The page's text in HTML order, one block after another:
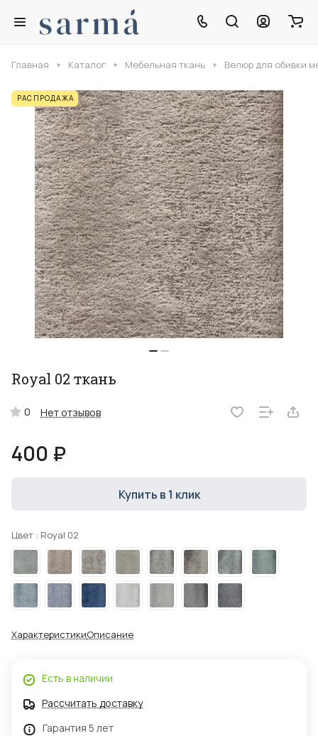
Главная Каталог Мебельная ткань Велюр для обивки
РАСПРОДАЖА
Royal 02 ткань
0 Нет отзывов
400 ₽
Купить в 1 клик
Цвет : Royal 02
ХарактеристикиОписание
Есть в наличии
Рассчитать доставку
Гарантия 5 лет